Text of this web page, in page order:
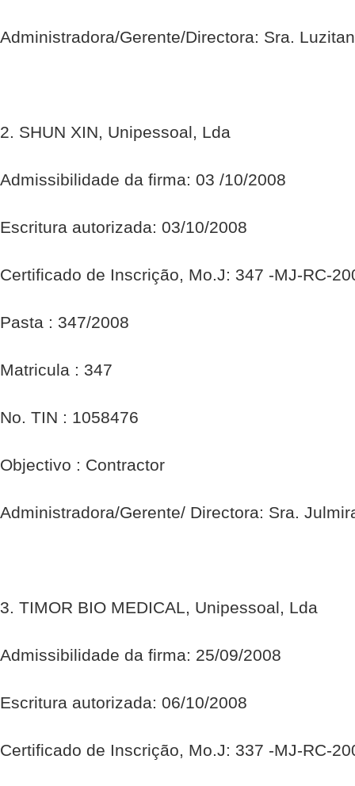
Administradora/Gerente/Directora: Sra.
2. SHUN XIN, Unipessoal, Lda
Admissibilidade da firma: 03 /10/2008
Escritura autorizada: 03/10/2008
Certificado de Inscrição, Mo.J: 347 -MJ-RC-
Pasta : 347/2008
Matricula : 347
No. TIN : 1058476
Objectivo : Contractor
Administradora/Gerente/ Directora: Sra.
3. TIMOR BIO MEDICAL, Unipessoal, Lda
Admissibilidade da firma: 25/09/2008
Escritura autorizada: 06/10/2008
Certificado de Inscrição, Mo.J: 337 -MJ-RC-